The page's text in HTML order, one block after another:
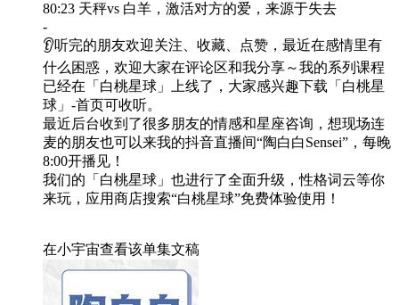
80:23 天秤vs 白羊，激活对方的爱，来源于失去
-
👂听完的朋友欢迎关注、收藏、点赞，最近在感情里有
什么困惑，欢迎大家在评论区和我分享～我的系列课程
已经在「白桃星球」上线了，大家感兴趣下载「白桃星
球」-首页可收听。
最近后台收到了很多朋友的情感和星座咨询，想现场连
麦的朋友也可以来我的抖音直播间“陶白白Sensei”，每晚
8:00开播见！
我们的「白桃星球」也进行了全面升级，性格词云等你
来玩，应用商店搜索“白桃星球”免费体验使用！
在小宇宙查看该单集文稿